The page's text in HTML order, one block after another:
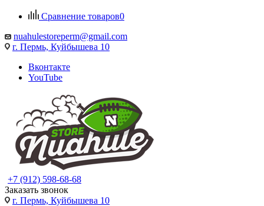
Сравнение товаров0
nuahulestoreperm@gmail.com
г. Пермь, Куйбышева 10
Вконтакте
YouTube
+7 (912) 598-68-68
Заказать звонок
г. Пермь, Куйбышева 10